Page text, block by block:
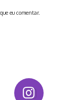
eu comentar.